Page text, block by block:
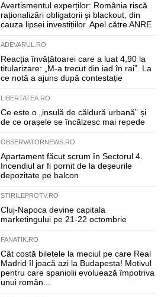
Avertismentul experților: România riscă
raționalizări obligatorii și blackout, din
cauza lipsei investițiilor. Apel către ANRE
ADEVARUL.RO
Reacția învățătoarei care a luat 4,90 la
titularizare: „M-a trecut din iad în rai”. La
ce notă a ajuns după contestație
LIBERTATEA.RO
Ce este o „insulă de căldură urbană” și
de ce orașele se încălzesc mai repede
OBSERVATORNEWS.RO
Apartament făcut scrum în Sectorul 4.
Incendiul ar fi pornit de la deșeurile
depozitate pe balcon
STIRILEPROTV.RO
Cluj-Napoca devine capitala
marketingului pe 21-22 octombrie
FANATIK.RO
Cât costă biletele la meciul pe care Real
Madrid îl joacă azi la Budapesta! Motivul
pentru care spaniolii evoluează împotriva
unui român...